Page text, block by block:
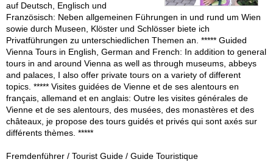
auf Deutsch, Englisch und
Französisch: Neben allgemeinen Führungen in und rund um Wien
sowie durch Museen, Klöster und Schlösser biete ich
Privatführungen zu unterschiedlichen Themen an. ***** Guided
Vienna Tours in English, German and French: In addition to general
tours in and around Vienna as well as through museums, abbeys
and palaces, I also offer private tours on a variety of different
topics. ***** Visites guidées de Vienne et de ses alentours en
français, allemand et en anglais: Outre les visites générales de
Vienne et de ses alentours, des musées, des monastères et des
châteaux, je propose des tours guidés et privés qui sont axés sur
différents thèmes. *****
Fremdenführer / Tourist Guide / Guide Touristique